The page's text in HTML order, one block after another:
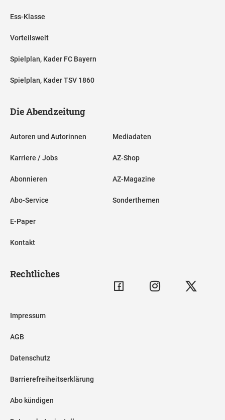
Ess-Klasse
Vorteilswelt
Spielplan, Kader FC Bayern
Spielplan, Kader TSV 1860
Die Abendzeitung
Autoren und Autorinnen
Karriere / Jobs
Abonnieren
Abo-Service
E-Paper
Kontakt
Mediadaten
AZ-Shop
AZ-Magazine
Sonderthemen
Rechtliches
Impressum
AGB
Datenschutz
Barrierefreiheitserklärung
Abo kündigen